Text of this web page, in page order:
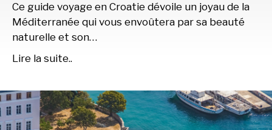
Ce guide voyage en Croatie dévoile un joyau de la
Méditerranée qui vous envoûtera par sa beauté
naturelle et son…
Lire la suite..